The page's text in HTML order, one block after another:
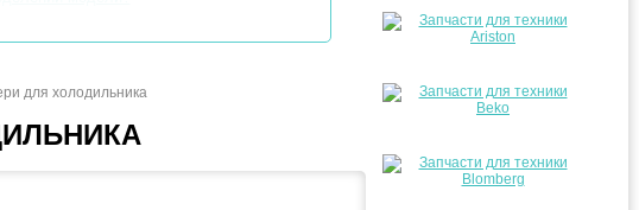
для холодильника